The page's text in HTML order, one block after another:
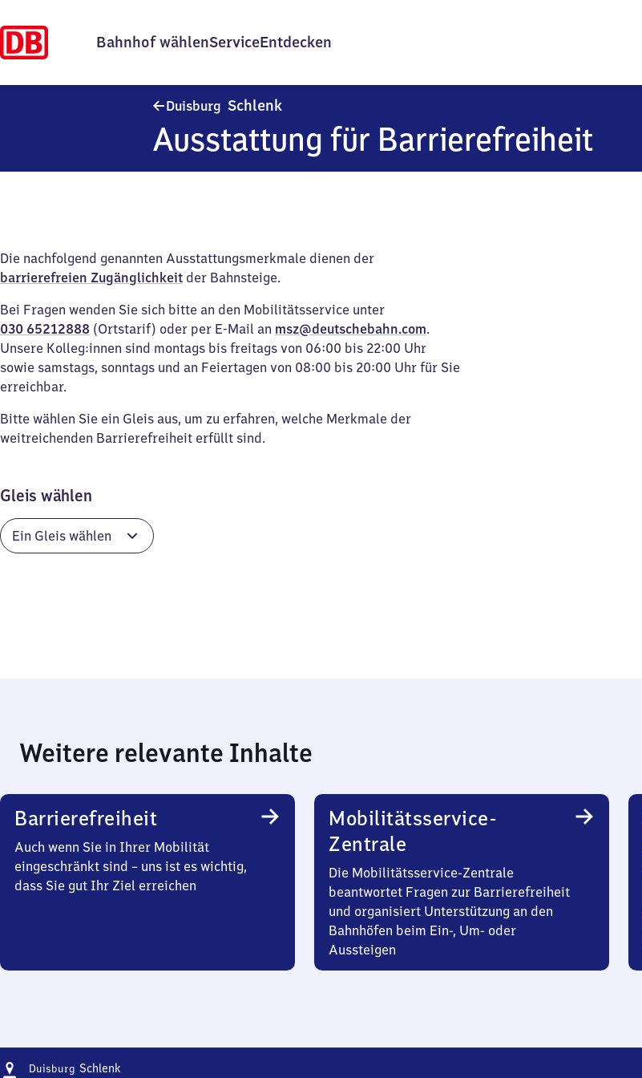
Bahnhof wählenServiceEntdecken
Duisburg Schlenk
Ausstattung für Barrierefreiheit
Die nachfolgend genannten Ausstattungsmerkmale dienen der
barrierefreien Zugänglichkeit der Bahnsteige.
Bei Fragen wenden Sie sich bitte an den Mobilitätsservice unter
030 65212888 (Ortstarif) oder per E-Mail an msz@deutschebahn.com.
Unsere Kolleg:innen sind montags bis freitags von 06:00 bis 22:00 Uhr
sowie samstags, sonntags und an Feiertagen von 08:00 bis 20:00 Uhr für Sie
erreichbar.
Bitte wählen Sie ein Gleis aus, um zu erfahren, welche Merkmale der
weitreichenden Barrierefreiheit erfüllt sind.
Gleis wählen
Weitere relevante Inhalte
Barrierefreiheit
Auch wenn Sie in Ihrer Mobilität
eingeschränkt sind – uns ist es wichtig,
dass Sie gut Ihr Ziel erreichen
Mobilitätsservice-
Zentrale
Die Mobilitätsservice-Zentrale
beantwortet Fragen zur Barrierefreiheit
und organisiert Unterstützung an den
Bahnhöfen beim Ein-, Um- oder
Aussteigen
Adresse
Duisburg Schlenk